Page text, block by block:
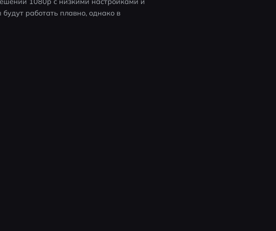
работать плавно, однако в